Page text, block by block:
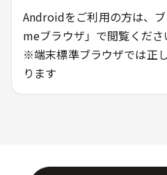
Androidをご利用の方は、
meブラウザ」で閲覧くださ
※端末標準ブラウザでは正
ります